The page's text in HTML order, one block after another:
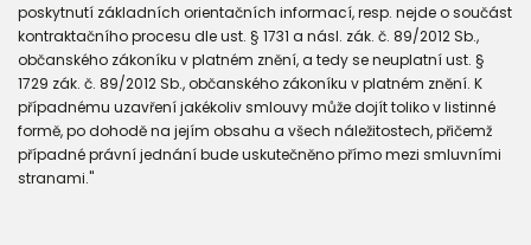
poskytnutí základních orientačních informací, resp. nejde o součást
kontraktačního procesu dle ust. § 1731 a násl. zák. č. 89/2012 Sb.,
občanského zákoníku v platném znění, a tedy se neuplatní ust. §
1729 zák. č. 89/2012 Sb., občanského zákoníku v platném znění. K
případnému uzavření jakékoliv smlouvy může dojít toliko v listinné
formě, po dohodě na jejím obsahu a všech náležitostech, přičemž
případné právní jednání bude uskutečněno přímo mezi smluvními
stranami."